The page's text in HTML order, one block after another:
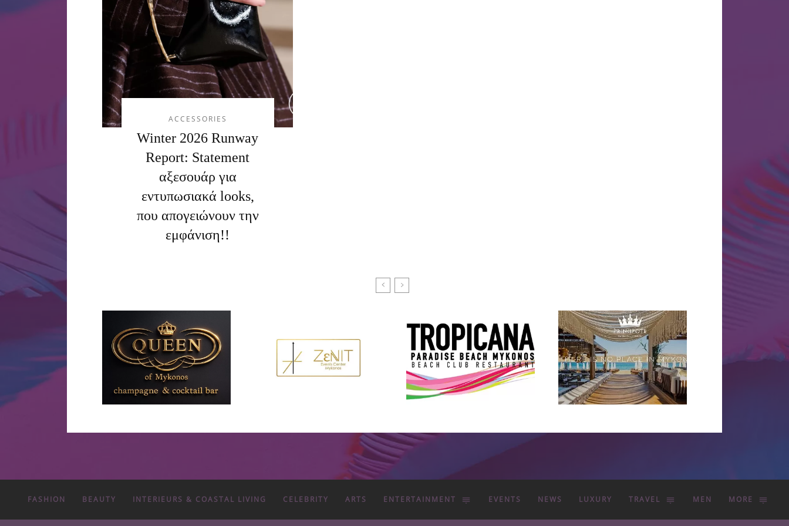
ACCESSORIES
Winter 2026 Runway
Report: Statement
αξεσουάρ για
εντυπωσιακά looks,
που απογειώνουν την
εμφάνιση!!
FASHION BEAUTY INTERIEURS & COASTAL LIVING CELEBRITY ARTS ENTERTAINMENT EVENTS NEWS LUXURY TRAVEL MEN MORE